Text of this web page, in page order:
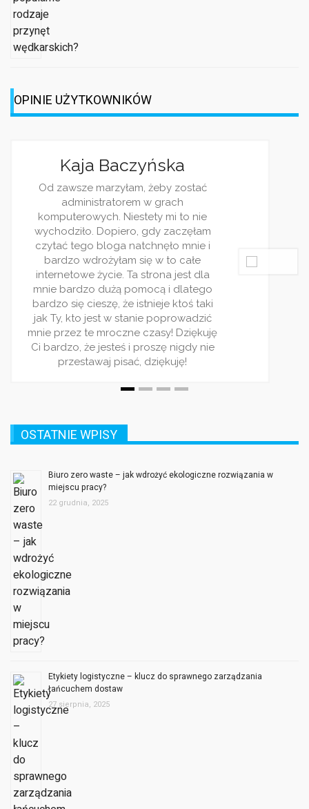
OPINIE UŻYTKOWNIKÓW
Jagoda
Jestem dziennikarką, z
ciekawości często śledzę
blogi. Wasz jest jednym z
ulubionych. Piszecie bardzo
rzetelnie. Wpisy pojawiaja się
i zawsze traktują o jakimś
zagadnieniu. Bardzo
polecam ten serwis! Jest on
dla ludzi rządnych
Biuro zero waste – jak wdrożyć ekologiczne rozwiązania w
miejscu pracy?